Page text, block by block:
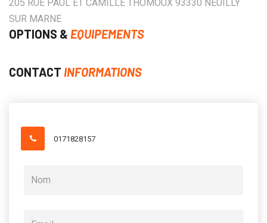
205 RUE PAUL ET CAMILLE THOMOUX 93330 NEUILLY
SUR MARNE
OPTIONS & EQUIPEMENTS
CONTACT INFORMATIONS
0171828157